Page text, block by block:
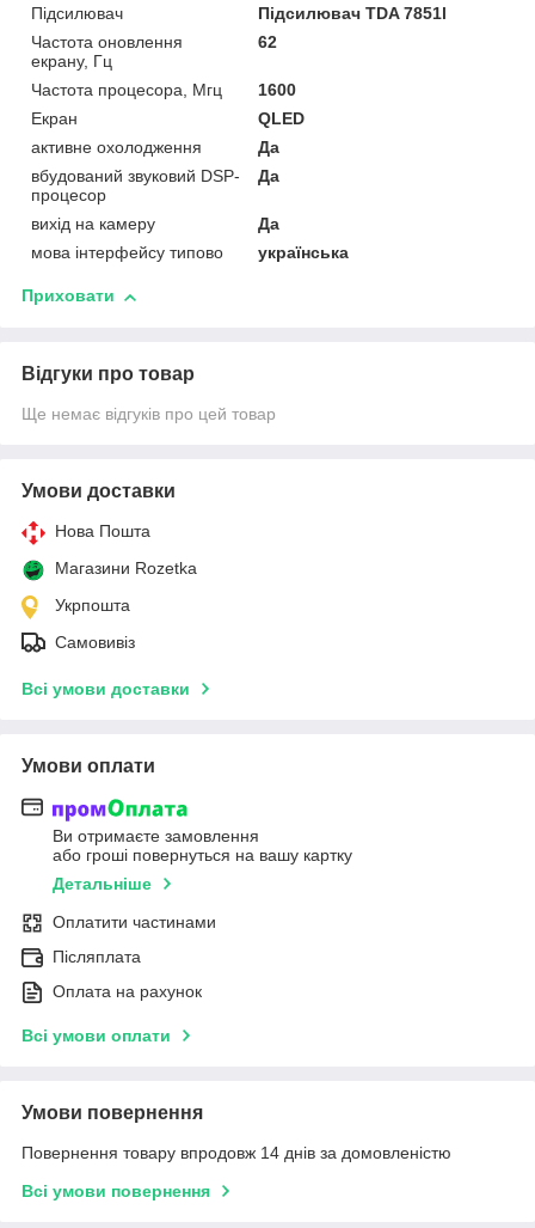
Підсилювач
Підсилювач TDA 7851l
Частота оновлення
екрану, Гц
62
Частота процесора, Мгц
1600
Екран
QLED
активне охолодження
Да
вбудований звуковий DSP-
процесор
Да
вихід на камеру
Да
мова інтерфейсу типово
українська
Приховати
Відгуки про товар
Ще немає відгуків про цей товар
Умови доставки
Нова Пошта
Магазини Rozetka
Укрпошта
Самовивіз
Всі умови доставки
Умови оплати
Ви отримаєте замовлення
або гроші повернуться на вашу картку
Детальніше
Оплатити частинами
Післяплата
Оплата на рахунок
Всі умови оплати
Умови повернення
Повернення товару впродовж 14 днів за домовленістю
Всі умови повернення